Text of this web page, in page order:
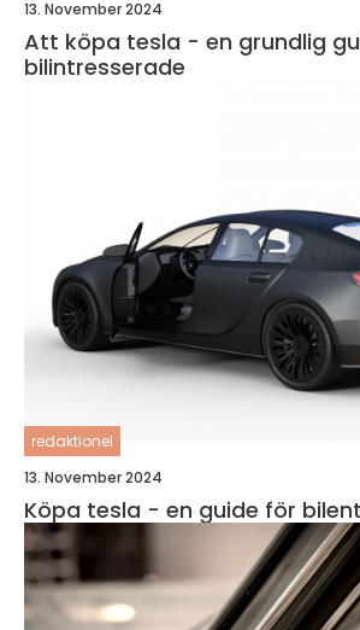
13. November 2024
Att köpa tesla - en grundlig
bilintresserade
redaktionel
13. November 2024
Köpa tesla - en guide för